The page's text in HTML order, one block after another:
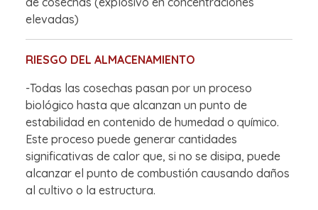
elevadas)
RIESGO DEL ALMACENAMIENTO
-Todas las cosechas pasan por un proceso
biológico hasta que alcanzan un punto de
estabilidad en contenido de humedad o químico.
Este proceso puede generar cantidades
significativas de calor que, si no se disipa, puede
alcanzar el punto de combustión causando daños
al cultivo o la estructura.